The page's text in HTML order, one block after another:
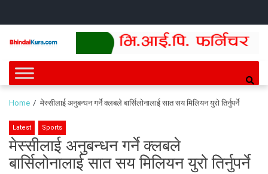
Bhindai Kura
News and entertainment.
Home मेस्सीलाई अनुबन्धन गर्ने क्लबले बार्सिलोनालाई सात सय मिलियन युरो तिर्नुपर्ने
Latest Sports
मेस्सीलाई अनुबन्धन गर्ने क्लबले
बार्सिलोनालाई सात सय मिलियन युरो तिर्नुपर्ने